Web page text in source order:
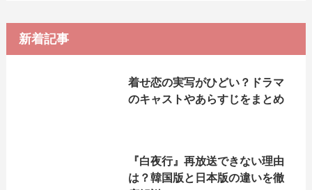
新着記事
着せ恋の実写がひどい？ドラマ
のキャストやあらすじをまとめ
『白夜行』再放送できない理由
は？韓国版と日本版の違いを徹